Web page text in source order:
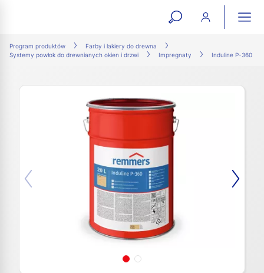
open
form
Program produktów
Farby i lakiery do drewna
Systemy powłok do drewnianych okien i drzwi
Impregnaty Induline P-360